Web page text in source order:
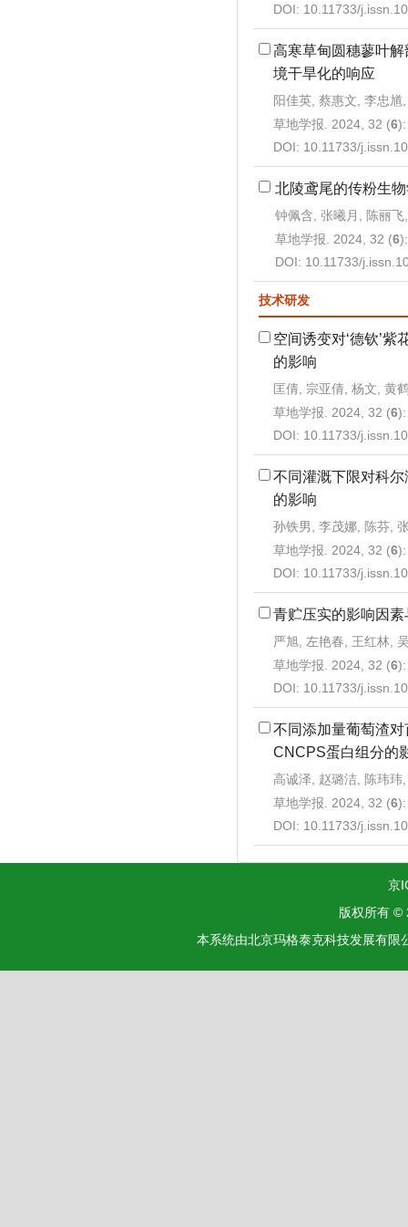
DOI: 10.11733/
高寒草甸圆穗蓼叶
境干旱化的响应
阳佳英, 蔡惠文, 李忠馗
草地学报. 2024, 32 (6
DOI: 10.11733/
北陵鸢尾的传粉生
钟佩含, 张曦月, 陈丽
草地学报. 2024, 32 (6
DOI: 10.11733/
技术研发
空间诱变对‘德钦’
的影响
匡倩, 宗亚倩, 杨文, 黄
草地学报. 2024, 32 (6
DOI: 10.11733/
不同灌溉下限对科
的影响
孙铁男, 李茂娜, 陈芬,
草地学报. 2024, 32 (6
DOI: 10.11733/
青贮压实的影响因
严旭, 左艳春, 王红林,
草地学报. 2024, 32 (6
DOI: 10.11733/
不同添加量葡萄渣
CNCPS蛋白组分的
高诚泽, 赵璐洁, 陈玮
草地学报. 2024, 32 (6
DOI: 10.11733/
京
版权所有 ©
本系统由北京玛格泰克科技发展有